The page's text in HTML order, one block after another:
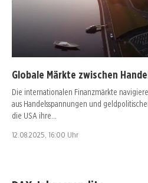
Globale Märkte zwischen
Die internationalen Finanzmärkte
aus Handelsspannungen und
die USA ihre…
12.08.2025, 16:00 Uhr